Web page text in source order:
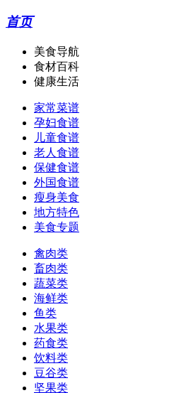
首页
美食导航
食材百科
健康生活
家常菜谱
孕妇食谱
儿童食谱
老人食谱
保健食谱
外国食谱
瘦身美食
地方特色
美食专题
禽肉类
畜肉类
蔬菜类
海鲜类
鱼类
水果类
药食类
饮料类
豆谷类
坚果类